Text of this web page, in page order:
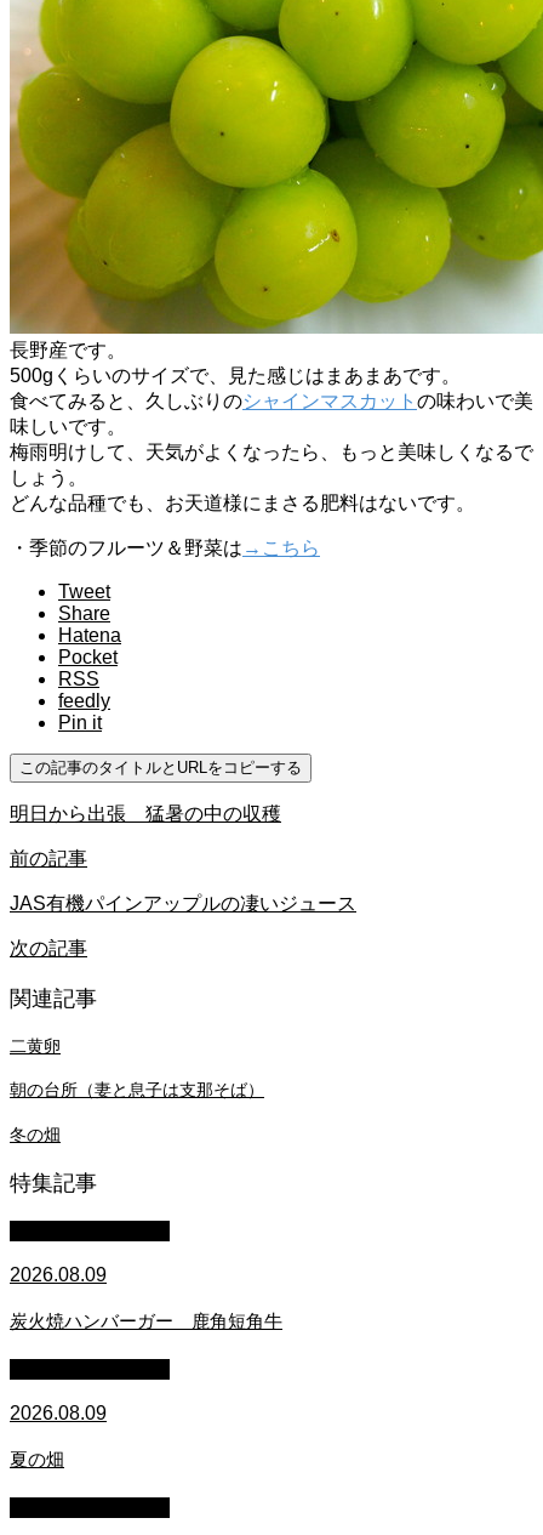
長野産です。
500gくらいのサイズで、見た感じはまあまあです。
食べてみると、久しぶりのシャインマスカット の味わいで美
味しいです。
梅雨明けして、天気がよくなったら、もっと美味しくなるで
しょう。
どんな品種でも、お天道様にまさる肥料はないです。
・季節のフルーツ＆野菜は →こちら
Tweet
Share
Hatena
Pocket
RSS
feedly
Pin it
この記事のタイトルとURLをコピーする
明日から出張 猛暑の中の収穫
前の記事
JAS有機パインアップルの凄いジュース
次の記事
関連記事
二黄卵
朝の台所（妻と息子は支那そば）
冬の畑
特集記事
2026.08.09
炭火焼ハンバーガー 鹿角短角牛
2026.08.09
夏の畑